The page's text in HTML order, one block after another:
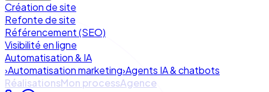
Création de site
Refonte de site
Référencement (SEO)
Visibilité en ligne
Automatisation & IA
›Automatisation marketing›Agents IA & chatbots
RéalisationsMon processAgence